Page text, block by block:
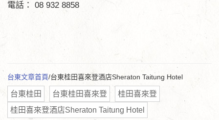
電話： 08 932 8858
台東文章首頁/台東桂田喜來登酒店Sheraton Taitung Hotel
台東桂田 台東桂田喜來登
桂田喜來登
桂田喜來登酒店Sheraton Taitung Hotel